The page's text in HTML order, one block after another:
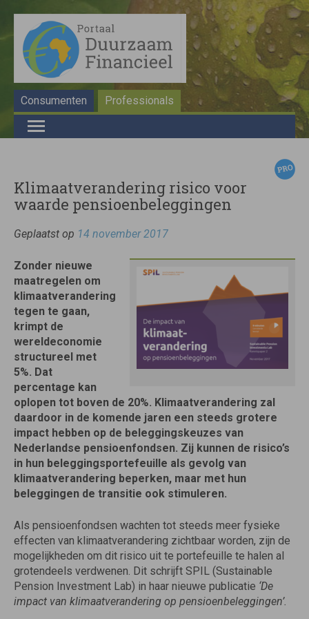
Consumenten Professionals
Klimaatverandering risico voor
waarde pensioenbeleggingen
Geplaatst op 14 november 2017
Zonder nieuwe
maatregelen om
klimaatverandering
tegen te gaan,
krimpt de
wereldeconomie
structureel met
5%. Dat
percentage kan
oplopen tot boven de 20%. Klimaatverandering zal
daardoor in de komende jaren een steeds grotere
impact hebben op de beleggingskeuzes van
Nederlandse pensioenfondsen. Zij kunnen de risico’s
in hun beleggingsportefeuille als gevolg van
klimaatverandering beperken, maar met hun
beleggingen de transitie ook stimuleren.
Als pensioenfondsen wachten tot steeds meer fysieke
effecten van klimaatverandering zichtbaar worden, zijn de
mogelijkheden om dit risico uit te portefeuille te halen al
grotendeels verdwenen. Dit schrijft SPIL (Sustainable
Pension Investment Lab) in haar nieuwe publicatie ‘De
impact van klimaatverandering op pensioenbeleggingen’.